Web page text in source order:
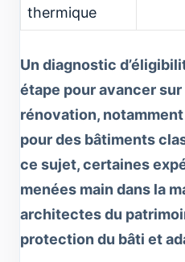
thermique
Un diagnostic
étape pour avancer
rénovation,
pour des bâtiments
ce sujet, certaines
menées main dans la
architectes du
protection du bâti et